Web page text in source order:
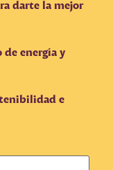
darte la mejor
energía y
e